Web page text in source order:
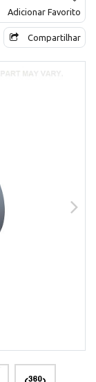
Adicionar Favorito
Compartilhar